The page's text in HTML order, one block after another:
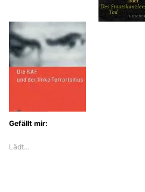
seiner
kroatischen
Familie
Gefällt mir:
Lädt…